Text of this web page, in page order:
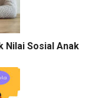
Nilai Sosial Anak